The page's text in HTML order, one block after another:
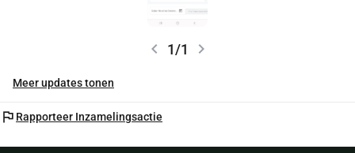
chevron_left 1/1 chevron_right
Meer updates tonen
flag Rapporteer Inzamelingsactie